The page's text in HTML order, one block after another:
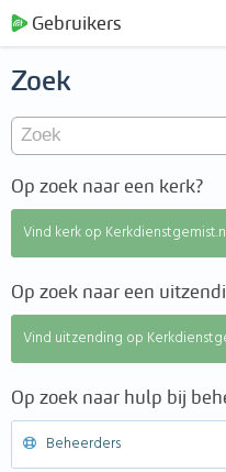
Gebruikers
Zoek
Op zoek naar een kerk?
Vind kerk op
Op zoek naar een
Vind uitzending op
Op zoek naar hulp bij
Beheerders